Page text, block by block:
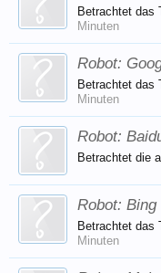
Betrachtet das
Minuten
Robot:
Betrachtet das
Minuten
Robot:
Betrachtet die
Robot: Bing
Betrachtet das
Minuten